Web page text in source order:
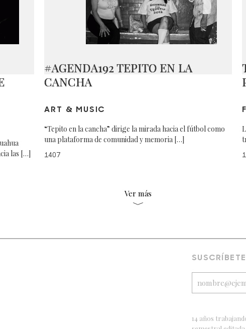
las […]
#AGENDA192 TEPITO EN LA
CANCHA
ART & MUSIC
“Tepito en la cancha” dirige la mirada hacia el fútbol como
una plataforma de comunidad y memoria […]
1407
Ver más
14 años